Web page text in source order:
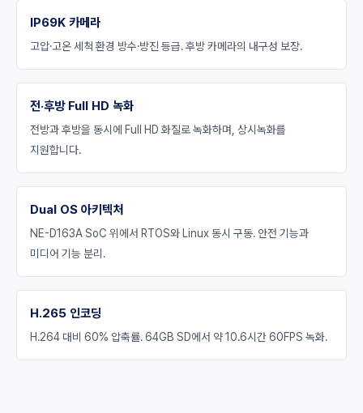
IP69K 카메라
고압·고온 세척 환경 방수·방진 등급. 후방 카메라의 내구성 보장.
전·후방 Full HD 녹화
전방과 후방을 동시에 Full HD 화질로 녹화하며, 상시녹화를
지원합니다.
Dual OS 아키텍처
NE-D163A SoC 위에서 RTOS와 Linux 동시 구동. 안전 기능과
미디어 기능 분리.
H.265 인코딩
H.264 대비 60% 압축률. 64GB SD에서 약 10.6시간 60FPS 녹화.